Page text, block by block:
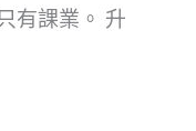
有課業。 升